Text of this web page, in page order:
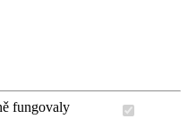
fungovaly